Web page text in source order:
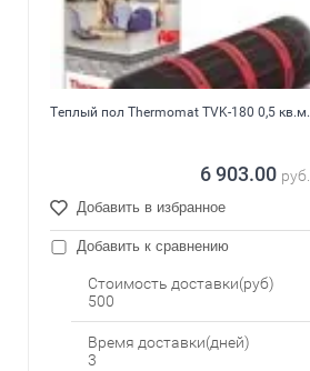
Теплый пол Thermomat TVK-180 0,5 кв.м.
6 903.00 руб.
Добавить в избранное
Добавить к сравнению
Стоимость доставки(руб)
500
Время доставки(дней)
3